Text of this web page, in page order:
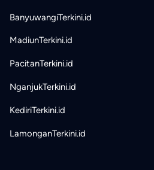
BanyuwangiTerkini.id
MadiunTerkini.id
PacitanTerkini.id
NganjukTerkini.id
KediriTerkini.id
LamonganTerkini.id